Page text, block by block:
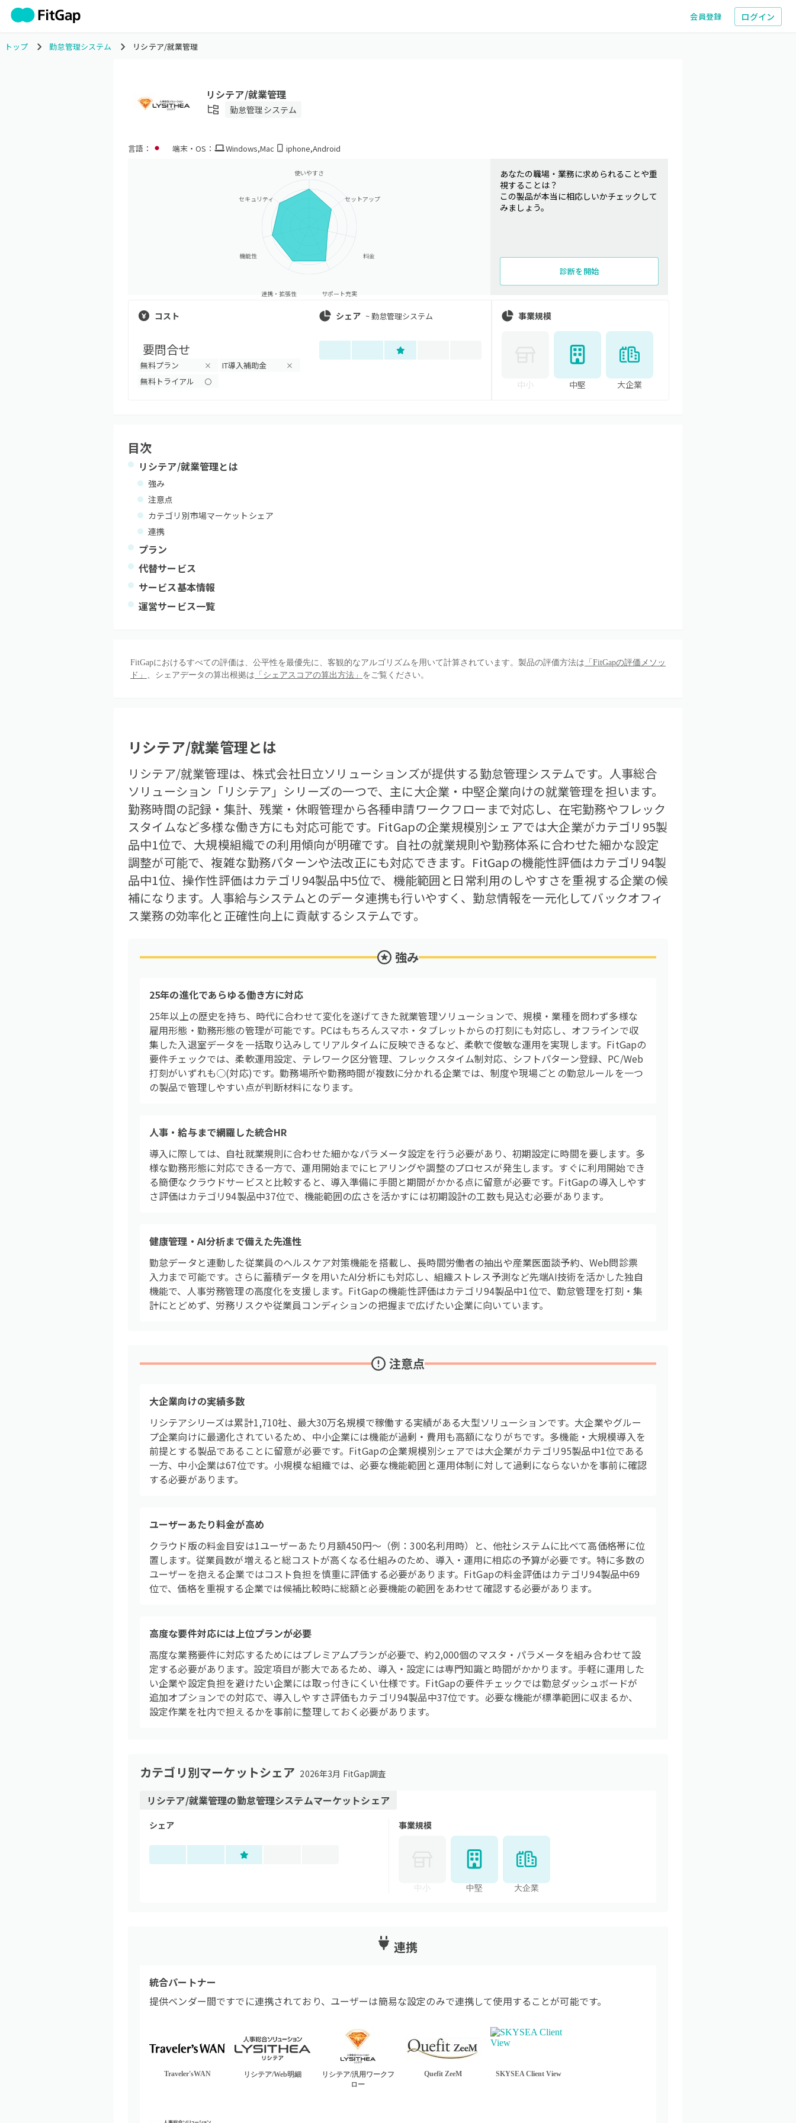
会員登録 ログイン
トップ 勤怠管理システム リシテア/就業管理
リシテア/就業管理
勤怠管理システム
言語： 端末・OS： Windows,Mac iphone,Android
使いやすさ
セットアップ
料金
サポート充実
連携・拡張性
機能性
セキュリティ
あなたの職場・業務に求められることや重
視することは？
この製品が本当に相応しいかチェックして
みましょう。
診断を開始
コスト
要問合せ
無料プラン × IT導入補助金 ×
無料トライアル 〇
シェア ~勤怠管理システム 事業規模
中小 中堅 大企業
目次
リシテア/就業管理とは
強み
注意点
カテゴリ別市場マーケットシェア
連携
プラン
代替サービス
サービス基本情報
運営サービス一覧
FitGapにおけるすべての評価は、公平性を最優先に、客観的なアルゴリズムを用いて計算されています。製品の評価方法は 「FitGapの評価メソッ
ド」 、シェアデータの算出根拠は 「シェアスコアの算出方法」 をご覧ください。
リシテア/就業管理とは
リシテア/就業管理は、株式会社日立ソリューションズが提供する勤怠管理システムです。人事総合
ソリューション「リシテア」シリーズの一つで、主に大企業・中堅企業向けの就業管理を担います。
勤務時間の記録・集計、残業・休暇管理から各種申請ワークフローまで対応し、在宅勤務やフレック
スタイムなど多様な働き方にも対応可能です。FitGapの企業規模別シェアでは大企業がカテゴリ95製
品中1位で、大規模組織での利用傾向が明確です。自社の就業規則や勤務体系に合わせた細かな設定
調整が可能で、複雑な勤務パターンや法改正にも対応できます。FitGapの機能性評価はカテゴリ94製
品中1位、操作性評価はカテゴリ94製品中5位で、機能範囲と日常利用のしやすさを重視する企業の候
補になります。人事給与システムとのデータ連携も行いやすく、勤怠情報を一元化してバックオフィ
ス業務の効率化と正確性向上に貢献するシステムです。
強み
25年の進化であらゆる働き方に対応
25年以上の歴史を持ち、時代に合わせて変化を遂げてきた就業管理ソリューションで、規模・業種を問わず多様な
雇用形態・勤務形態の管理が可能です。PCはもちろんスマホ・タブレットからの打刻にも対応し、オフラインで収
集した入退室データを一括取り込みしてリアルタイムに反映できるなど、柔軟で俊敏な運用を実現します。FitGapの
要件チェックでは、柔軟運用設定、テレワーク区分管理、フレックスタイム制対応、シフトパターン登録、PC/Web
打刻がいずれも○(対応)です。勤務場所や勤務時間が複数に分かれる企業では、制度や現場ごとの勤怠ルールを一つ
の製品で管理しやすい点が判断材料になります。
人事・給与まで網羅した統合HR
導入に際しては、自社就業規則に合わせた細かなパラメータ設定を行う必要があり、初期設定に時間を要します。多
様な勤務形態に対応できる一方で、運用開始までにヒアリングや調整のプロセスが発生します。すぐに利用開始でき
る簡便なクラウドサービスと比較すると、導入準備に手間と期間がかかる点に留意が必要です。FitGapの導入しやす
さ評価はカテゴリ94製品中37位で、機能範囲の広さを活かすには初期設計の工数も見込む必要があります。
健康管理・AI分析まで備えた先進性
勤怠データと連動した従業員のヘルスケア対策機能を搭載し、長時間労働者の抽出や産業医面談予約、Web問診票
入力まで可能です。さらに蓄積データを用いたAI分析にも対応し、組織ストレス予測など先端AI技術を活かした独自
機能で、人事労務管理の高度化を支援します。FitGapの機能性評価はカテゴリ94製品中1位で、勤怠管理を打刻・集
計にとどめず、労務リスクや従業員コンディションの把握まで広げたい企業に向いています。
注意点
大企業向けの実績多数
リシテアシリーズは累計1,710社、最大30万名規模で稼働する実績がある大型ソリューションです。大企業やグルー
プ企業向けに最適化されているため、中小企業には機能が過剰・費用も高額になりがちです。多機能・大規模導入を
前提とする製品であることに留意が必要です。FitGapの企業規模別シェアでは大企業がカテゴリ95製品中1位である
一方、中小企業は67位です。小規模な組織では、必要な機能範囲と運用体制に対して過剰にならないかを事前に確認
する必要があります。
ユーザーあたり料金が高め
クラウド版の料金目安は1ユーザーあたり月額450円～（例：300名利用時）と、他社システムに比べて高価格帯に位
置します。従業員数が増えると総コストが高くなる仕組みのため、導入・運用に相応の予算が必要です。特に多数の
ユーザーを抱える企業ではコスト負担を慎重に評価する必要があります。FitGapの料金評価はカテゴリ94製品中69
位で、価格を重視する企業では候補比較時に総額と必要機能の範囲をあわせて確認する必要があります。
高度な要件対応には上位プランが必要
高度な業務要件に対応するためにはプレミアムプランが必要で、約2,000個のマスタ・パラメータを組み合わせて設
定する必要があります。設定項目が膨大であるため、導入・設定には専門知識と時間がかかります。手軽に運用した
い企業や設定負担を避けたい企業には取っ付きにくい仕様です。FitGapの要件チェックでは勤怠ダッシュボードが
追加オプションでの対応で、導入しやすさ評価もカテゴリ94製品中37位です。必要な機能が標準範囲に収まるか、
設定作業を社内で担えるかを事前に整理しておく必要があります。
カテゴリ別マーケットシェア 2026年3月 FitGap調査
リシテア/就業管理の勤怠管理システムマーケットシェア
シェア 事業規模
中小 中堅 大企業
連携
統合パートナー
提供ベンダー間ですでに連携されており、ユーザーは簡易な設定のみで連携して使用することが可能です。
Traveler'sWAN リシテア/Web明細
リシテア/汎用ワークフ
ロー
Quefit ZeeM SKYSEA Client View